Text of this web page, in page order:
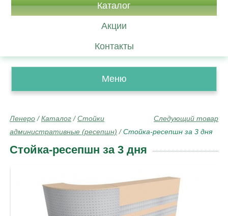
Каталог
Акции
Контакты
Меню
Следующий товар
Ленеро /Каталог /Стойки
административные (ресепшн) /Стойка-ресепшн за 3 дня
Стойка-ресепшн за 3 дня